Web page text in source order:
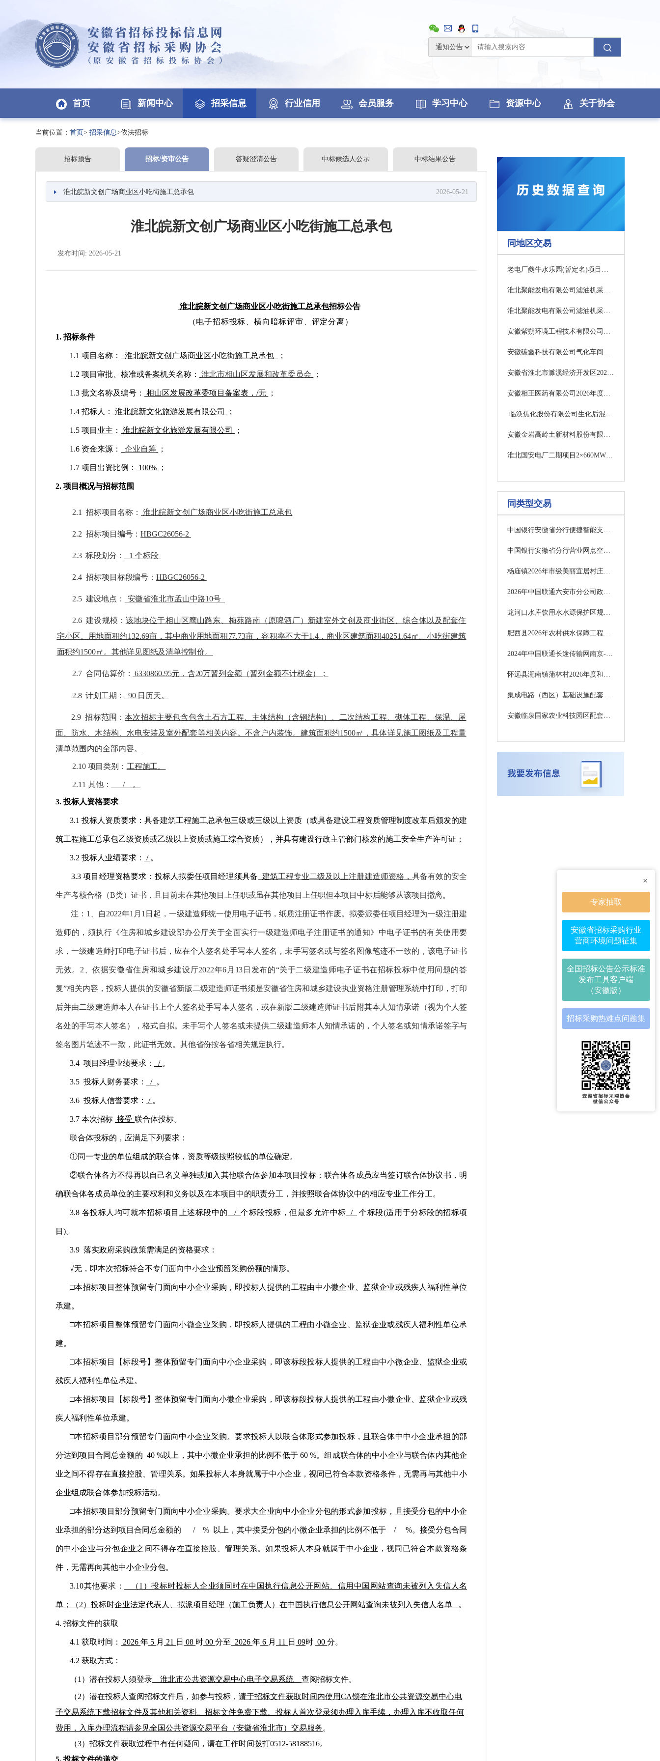
×
专家抽取
安徽省招标采购行业
营商环境问题征集
全国招标公告公示标准
发布工具客户端
（安徽版）
招标采购热难点问题集
首页 新闻中心 招采信息 行业信用 会员服务 学习中心 资源中心 关于协会
当前位置： 首页> 招采信息>依法招标
招标预告 招标/资审公告 答疑澄清公告 中标候选人公示 中标结果公告
淮北皖新文创广场商业区小吃街施工总承包 2026-05-21
淮北皖新文创广场商业区小吃街施工总承包
发布时间: 2026-05-21
淮北皖新文创广场商业区小吃街施工总承包招标公告
（电子招标投标、横向暗标评审、评定分离）
1. 招标条件
1.1 项目名称： 淮北皖新文创广场商业区小吃街施工总承包 ；
1.2 项目审批、核准或备案机关名称： 淮北市相山区发展和改革委员会 ；
1.3 批文名称及编号： 相山区发展改革委项目备案表，/无 ；
1.4 招标人： 淮北皖新文化旅游发展有限公司 ；
1.5 项目业主： 淮北皖新文化旅游发展有限公司 ；
1.6 资金来源： 企业自筹 ；
1.7 项目出资比例： 100% ；
2. 项目概况与招标范围
2.1招标项目名称： 淮北皖新文创广场商业区小吃街施工总承包
2.2 招标项目编号：HBGC26056-2
2.3标段划分： 1 个标段
2.4 招标项目标段编号：HBGC26056-2
2.5 建设地点： 安徽省淮北市孟山中路10号
2.6建设规模： 该地块位于相山区鹰山路东、梅苑路南（原啤酒厂）新建室外文创及商业街区、综合体以及配套住
宅小区。用地面积约132.69亩，其中商业用地面积77.73亩，容积率不大于1.4，商业区建筑面积40251.64㎡。小吃街建筑
面积约1500㎡。 其他详见图纸及清单控制价。
2.7 合同估算价： 6330860.95元 ， 含20万暂列金额（暂列金额不计税金） ；
2.8计划工期： 90 日历天。
2.9招标范围：本次招标主要包含包含土石方工程、主体结构（含钢结构）、二次结构工程、砌体工程、保温、屋
面、防水、木结构、水电安装及室外配套等相关内容。不含户内装饰。建筑面积约1500㎡，具体详见施工图纸及工程量
清单范围内的全部内容。
2.10 项目类别： 工程施工 。
2.11 其他： / 。
3. 投标人资格要求
3.1 投标人资质要求：具备建筑工程施工总承包三级或三级以上资质（或具备建设工程资质管理制度改革后颁发的建
筑工程施工总承包乙级资质或乙级以上资质或施工综合资质），并具有建设行政主管部门核发的施工安全生产许可证；
3.2 投标人业绩要求： / 。
3.3 项目经理资格要求：投标人拟委任项目经理须具备 建筑工程专业二级及以上注册建造师资格， 具备有效的安全
生产考核合格（B类）证书，且目前未在其他项目上任职或虽在其他项目上任职但本项目中标后能够从该项目撤离。
注： 1、自2022年1月1日起，一级建造师统一使用电子证书，纸质注册证书作废。拟委派委任项目经理为一级注册建
造师的，须执行《住房和城乡建设部办公厅关于全面实行一级建造师电子注册证书的通知》中电子证书的有关使用要
求，一级建造师打印电子证书后，应在个人签名处手写本人签名，未手写签名或与签名图像笔迹不一致的，该电子证书
无效。2、依据安徽省住房和城乡建设厅2022年6月13日发布的“关于二级建造师电子证书在招标投标中使用问题的答
复”相关内容，投标人提供的安徽省新版二级建造师证书须是安徽省住房和城乡建设执业资格注册管理系统中打印，打印
后并由二级建造师本人在证书上个人签名处手写本人签名，或在新版二级建造师证书后附其本人知情承诺（视为个人签
名处的手写本人签名），格式自拟。未手写个人签名或未提供二级建造师本人知情承诺的，个人签名或知情承诺签字与
签名图片笔迹不一致，此证书无效。其他省份按各省相关规定执行。
3.4 项目经理业绩要求： / 。
3.5 投标人财务要求： / 。
3.6 投标人信誉要求： / 。
3.7 本次招标 接受 联合体投标。
联合体投标的，应满足下列要求：
①同一专业的单位组成的联合体，资质等级按照较低的单位确定。
②联合体各方不得再以自己名义单独或加入其他联合体参加本项目投标；联合体各成员应当签订联合体协议书，明
确联合体各成员单位的主要权利和义务以及在本项目中的职责分工，并按照联合体协议中的相应专业工作分工。
3.8 各投标人均可就本招标项目上述标段中的 /个标段投标，但最多允许中标 / 个标段(适用于分标段的招标项
目)。
3.9 落实政府采购政策需满足的资格要求：
√无，即本次招标符合不专门面向中小企业预留采购份额的情形。
□本招标项目整体预留专门面向中小企业采购，即投标人提供的工程由中小微企业、监狱企业或残疾人福利性单位
承建。
□本招标项目整体预留专门面向小微企业采购，即投标人提供的工程由小微企业、监狱企业或残疾人福利性单位承
建。
□本招标项目【标段号】整体预留专门面向中小企业采购，即该标段投标人提供的工程由中小微企业、监狱企业或
残疾人福利性单位承建。
□本招标项目【标段号】整体预留专门面向小微企业采购，即该标段投标人提供的工程由小微企业、监狱企业或残
疾人福利性单位承建。
□本招标项目部分预留专门面向中小企业采购。要求投标人以联合体形式参加投标，且联合体中中小企业承担的部
分达到项目合同总金额的 40 %以上，其中小微企业承担的比例不低于 60 %。组成联合体的中小企业与联合体内其他企
业之间不得存在直接控股、管理关系。如果投标人本身就属于中小企业，视同已符合本款资格条件，无需再与其他中小
企业组成联合体参加投标活动。
□本招标项目部分预留专门面向中小企业采购。要求大企业向中小企业分包的形式参加投标，且接受分包的中小企
业承担的部分达到项目合同总金额的 / % 以上，其中接受分包的小微企业承担的比例不低于 / %。接受分包合同
的中小企业与分包企业之间不得存在直接控股、管理关系。如果投标人本身就属于中小企业，视同已符合本款资格条
件，无需再向其他中小企业分包。
3.10其他要求： （1）投标时投标人企业须同时在中国执行信息公开网站、信用中国网站查询未被列入失信人名
单；（2）投标时企业法定代表人、拟派项目经理（施工负责人）在中国执行信息公开网站查询未被列入失信人名单 。
4. 招标文件的获取
4.1 获取时间： 2026 年 5 月 21 日 08 时 00分至 2026年 6 月 11 日 09时 00分。
4.2 获取方式：
（1）潜在投标人须登录 淮北市公共资源交易中心电子交易系统 查阅招标文件。
（2）潜在投标人查阅招标文件后，如参与投标，请于招标文件获取时间内使用CA锁在淮北市公共资源交易中心电
子交易系统下载招标文件及其他相关资料。招标文件免费下载。投标人首次登录须办理入库手续，办理入库不收取任何
费用，入库办理流程请参见全国公共资源交易平台（安徽省淮北市）交易服务。
（3）招标文件获取过程中有任何疑问，请在工作时间拨打0512-58188516。
5. 投标文件的递交
同地区交易
老电厂夔牛水乐园(暂定名)项目设计
淮北聚能发电有限公司滤油机采购招标公告（二次）
淮北聚能发电有限公司滤油机采购招标失败公告
安徽紫朔环境工程技术有限公司余热锅炉采购项目招标流标公告
安徽碳鑫科技有限公司气化车间阀门采购招标公告（二次）
安徽省淮北市濉溪经济开发区2026年地下水水源置换工程（一期）中标公示
安徽相王医药有限公司2026年度相王医药仓库温湿度验证及维保服务流标公告
临涣焦化股份有限公司生化后混凝药剂采购项目澄清通知
安徽金岩高岭土新材料股份有限公司 绿色矿山创建实施方案及自评估报告项目询比公告
淮北国安电厂二期项目2×660MW超超临界机组翻车机自动摘钩、正钩、复钩机器人系统采购招标公告
同类型交易
中国银行安徽省分行便捷智能支付及交互系统采购项目暂停公告
中国银行安徽省分行营业网点空调选型入围项目变更公告
杨庙镇2026年市级美丽宜居村庄建设项目招标公告
2026年中国联通六安市分公司政务系统软件平台驻点运维项目（第二次）询比采购公告
龙河口水库饮用水水源保护区规范化建设项目招标公告
肥西县2026年农村供水保障工程施工中标候选人公示
2024年中国联通长途传输网南京-合肥光缆线路新建工程（高铁红线内）监理服务采购项目招标公告
怀远县淝南镇蒲林村2026年度和美乡村精品示范村建设项目招标公告BB2026HYGCZ044
集成电路（西区）基础设施配套生活区项目设计施工一体化招标公告
安徽临泉国家农业科技园区配套工程建设项目(皖临白山羊智慧种羊场示范项目二期)中标候选人公示